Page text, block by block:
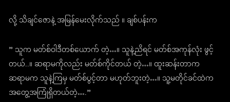
လို့ သိချင်ဇောနဲ့ အမြန်မေးလိုက်သည် ။ ချစ်ပန်းက
” သူက မတ်စ်ဝါဒီတစ်ယောက် တဲ့…။ သူနဲ့ညိရင် မတ်စ်အကုန်လုံး ဖွင့်
တယ်..။ ဆရာမကိုလည်း မတ်စ်ကိုင်တယ် တဲ့…။ ထူးဆန်းတာက
ဆရာမက သူနဲ့ကြမှ မတ်စ်ပွင့်တာ မဟုတ်ဘူးတဲ့…။ သူ့မတိုင်ခင်ထဲက
အတွေ့အကြုံရှိတယ်တဲ့….”